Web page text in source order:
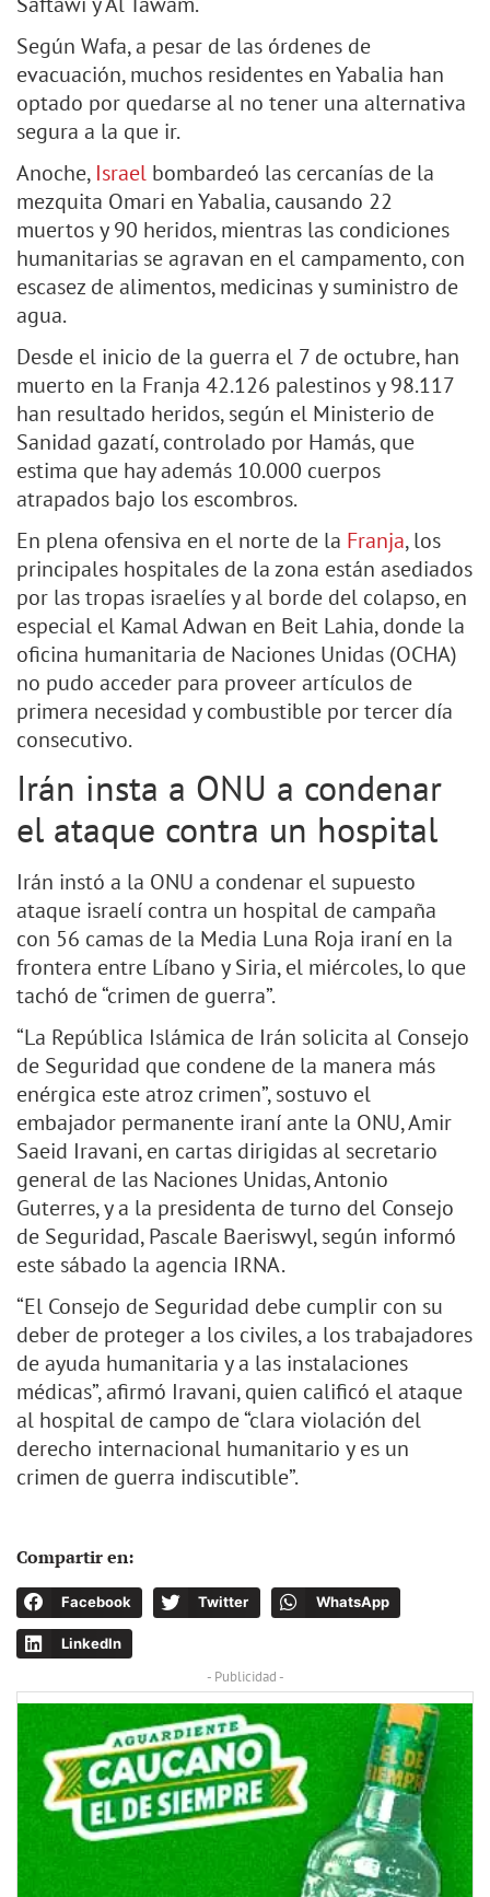
Según Wafa, a pesar de las órdenes de
evacuación, muchos residentes en Yabalia han
optado por quedarse al no tener una alternativa
segura a la que ir.
Anoche, Israel bombardeó las cercanías de la
mezquita Omari en Yabalia, causando 22
muertos y 90 heridos, mientras las condiciones
humanitarias se agravan en el campamento, con
escasez de alimentos, medicinas y suministro de
agua.
Desde el inicio de la guerra el 7 de octubre, han
muerto en la Franja 42.126 palestinos y 98.117
han resultado heridos, según el Ministerio de
Sanidad gazatí, controlado por Hamás, que
estima que hay además 10.000 cuerpos
atrapados bajo los escombros.
En plena ofensiva en el norte de la Franja, los
principales hospitales de la zona están asediados
por las tropas israelíes y al borde del colapso, en
especial el Kamal Adwan en Beit Lahia, donde la
oficina humanitaria de Naciones Unidas (OCHA)
no pudo acceder para proveer artículos de
primera necesidad y combustible por tercer día
consecutivo.
Irán insta a ONU a condenar
el ataque contra un hospital
Irán instó a la ONU a condenar el supuesto
ataque israelí contra un hospital de campaña
con 56 camas de la Media Luna Roja iraní en la
frontera entre Líbano y Siria, el miércoles, lo que
tachó de “crimen de guerra”.
“La República Islámica de Irán solicita al Consejo
de Seguridad que condene de la manera más
enérgica este atroz crimen”, sostuvo el
embajador permanente iraní ante la ONU, Amir
Saeid Iravani, en cartas dirigidas al secretario
general de las Naciones Unidas, Antonio
Guterres, y a la presidenta de turno del Consejo
de Seguridad, Pascale Baeriswyl, según informó
este sábado la agencia IRNA.
“El Consejo de Seguridad debe cumplir con su
deber de proteger a los civiles, a los trabajadores
de ayuda humanitaria y a las instalaciones
médicas”, afirmó Iravani, quien calificó el ataque
al hospital de campo de “clara violación del
derecho internacional humanitario y es un
crimen de guerra indiscutible”.
Compartir en:
Facebook Twitter WhatsApp
LinkedIn
- Publicidad -